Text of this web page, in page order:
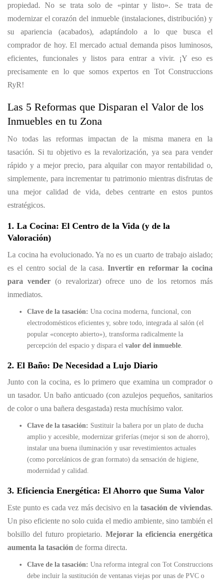
propiedad. No se trata solo de «pintar y listo». Se trata de
modernizar el corazón del inmueble (instalaciones, distribución) y
su apariencia (acabados), adaptándolo a lo que busca el
comprador de hoy. El mercado actual demanda pisos luminosos,
eficientes, funcionales y listos para entrar a vivir. ¡Y eso es
precisamente en lo que somos expertos en Tot Construccions
RyR!
Las 5 Reformas que Disparan el Valor de los
Inmuebles en tu Zona
No todas las reformas impactan de la misma manera en la
tasación. Si tu objetivo es la revalorización, ya sea para vender
rápido y a mejor precio, para alquilar con mayor rentabilidad o,
simplemente, para incrementar tu patrimonio mientras disfrutas de
una mejor calidad de vida, debes centrarte en estos puntos
estratégicos.
1. La Cocina: El Centro de la Vida (y de la
Valoración)
La cocina ha evolucionado. Ya no es un cuarto de trabajo aislado;
es el centro social de la casa.Invertir en reformar la cocina
para vender (o revalorizar) ofrece uno de los retornos más
inmediatos.
Clave de la tasación: Una cocina moderna, funcional, con
electrodomésticos eficientes y, sobre todo, integrada al salón (el
popular «concepto abierto»), transforma radicalmente la
percepción del espacio y dispara el valor del inmueble
2. El Baño: De Necesidad a Lujo Diario
Junto con la cocina, es lo primero que examina un comprador o
un tasador. Un baño anticuado (con azulejos pequeños, sanitarios
de color o una bañera desgastada) resta muchísimo valor.
Clave de la tasación: Sustituir la bañera por un plato de ducha
amplio y accesible, modernizar griferías (mejor si son de ahorro),
instalar una buena iluminación y usar revestimientos actuales
(como porcelánicos de gran formato) da sensación de higiene,
modernidad y calidad.
3. Eficiencia Energética: El Ahorro que Suma Valor
Este punto es cada vez más decisivo en la tasación de viviendas.
Un piso eficiente no solo cuida el medio ambiente, sino también el
bolsillo del futuro propietario. Mejorar la eficiencia energética
aumenta la tasación de forma directa.
Clave de la tasación: Una reforma integral con Tot Construccions
debe incluir la sustitución de ventanas viejas por unas de PVC o